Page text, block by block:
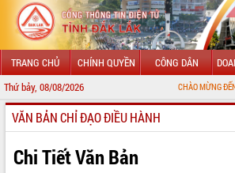
TRANG CHỦ CHÍNH QUYỀN CÔNG DÂN
Thứ bảy, 08/08/2026 CHÀO MỪNG ĐẾN VỚI
GIỚI THIỆU
LÃNH ĐẠO UBND TỈNH
VĂN BẢN CHỈ ĐẠO ĐIỀU HÀNH
Chi Tiết Văn Bản